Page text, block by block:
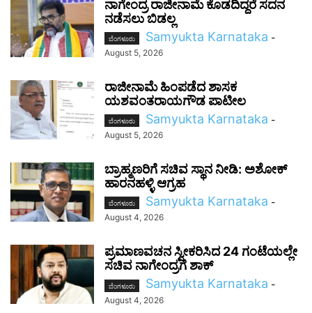
ನಾಗೇಂದ್ರ ರಾಜೀನಾಮೆ ಕೊಡದಿದ್ದರೆ ಸದನ
ನಡೆಸಲು ಬಿಡಲ್ಲ
ಬೆಂಗಳೂರು Samyukta Karnataka -
August 5, 2026
ರಾಜೀನಾಮೆ ಹಿಂಪಡೆದ ಶಾಸಕ
ಯಶವಂತರಾಯಗೌಡ ಪಾಟೀಲ
ಬೆಂಗಳೂರು Samyukta Karnataka -
August 5, 2026
ಬ್ರಾಹ್ಮಣರಿಗೆ ಸಚಿವ ಸ್ಥಾನ ನೀಡಿ: ಅಶೋಕ್
ಹಾರನಹಳ್ಳಿ ಆಗ್ರಹ
ಬೆಂಗಳೂರು Samyukta Karnataka -
August 4, 2026
ಪ್ರಮಾಣವಚನ ಸ್ವೀಕರಿಸಿದ 24 ಗಂಟೆಯಲ್ಲೇ
ಸಚಿವ ನಾಗೇಂದ್ರಗೆ ಶಾಕ್
ಬೆಂಗಳೂರು Samyukta Karnataka -
August 4, 2026